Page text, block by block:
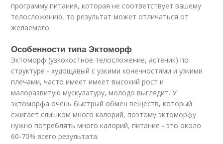
программу питания, которая не соответствует вашему
телосложению, то результат может отличаться от
желаемого.
Особенности типа Эктоморф
Эктоморф (узкокостное телосложение, астеник) по
структуре - худощавый с узкими конечностями и узкими
плечами, часто имеет имеет высокий рост и
малоразвитую мускулатуру, молодо выглядит. У
эктоморфа очень быстрый обмен веществ, который
сжигает слишком много калорий, поэтому эктоморфу
нужно потреблять много калорий, питание - это около
60-70% всего результата.